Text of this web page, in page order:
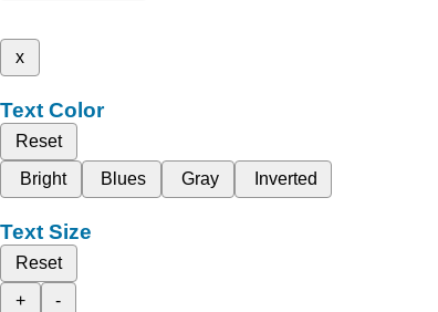
x
Text Color
Reset
Bright
Blues Gray Inverted
Text Size
Reset
+
-